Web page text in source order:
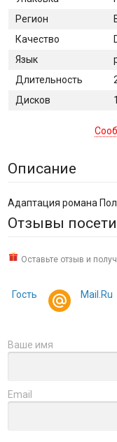
Регион
Качество
Язык
Длительность
Дисков
1
Описание
Адаптация романа
Отзывы
Оставьте отзыв и
Гость Mail.Ru
Ваше имя
Email